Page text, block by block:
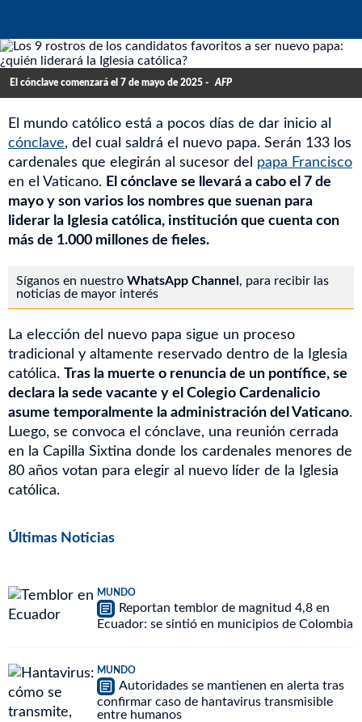
El cónclave comenzará el 7 de mayo de 2025 - AFP
El mundo católico está a pocos días de dar inicio al
cónclave, del cual saldrá el nuevo papa. Serán 133 los
cardenales que elegirán al sucesor del papa Francisco
en el Vaticano. El cónclave se llevará a cabo el 7 de
mayo y son varios los nombres que suenan para
liderar la Iglesia católica, institución que cuenta con
más de 1.000 millones de fieles.
Síganos en nuestro WhatsApp Channel , para recibir las
noticias de mayor interés
La elección del nuevo papa sigue un proceso
tradicional y altamente reservado dentro de la Iglesia
católica. Tras la muerte o renuncia de un pontífice, se
declara la sede vacante y el Colegio Cardenalicio
asume temporalmente la administración del Vaticano.
Luego, se convoca el cónclave, una reunión cerrada
en la Capilla Sixtina donde los cardenales menores de
80 años votan para elegir al nuevo líder de la Iglesia
católica.
Últimas Noticias
MUNDO
Reportan temblor de magnitud 4,8 en
Ecuador: se sintió en municipios de Colombia
MUNDO
Autoridades se mantienen en alerta tras
confirmar caso de hantavirus transmisible
entre humanos